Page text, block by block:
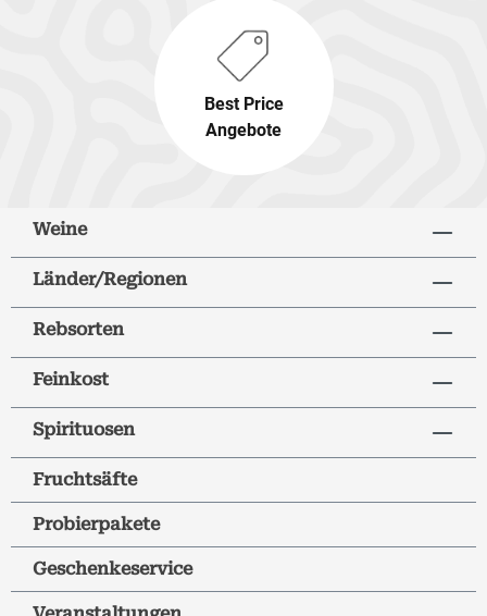
Best Price
Angebote
Weine
Länder/Regionen
Rebsorten
Feinkost
Spirituosen
Fruchtsäfte
Probierpakete
Geschenkeservice